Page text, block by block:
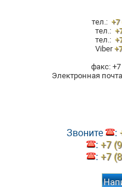
тел.: +7
тел.:
тел.:
Viber
факс: +7
Электронная
Звоните :
: +7
: +7